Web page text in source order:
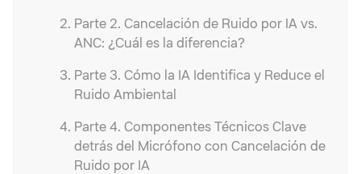
Parte 2. Cancelación de Ruido por IA vs.
ANC: ¿Cuál es la diferencia?
Parte 3. Cómo la IA Identifica y Reduce el
Ruido Ambiental
Parte 4. Componentes Técnicos Clave
detrás del Micrófono con Cancelación de
Ruido por IA